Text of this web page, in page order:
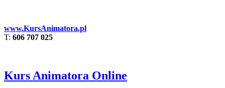
www.KursAnimatora.pl
T: 606 707 025
Kurs Animatora Online